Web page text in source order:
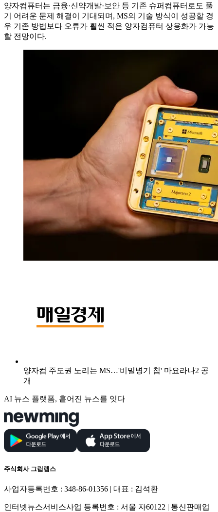
양자컴퓨터는 금융·신약개발·보안 등 기존 슈퍼컴퓨터로도 풀
기 어려운 문제 해결이 기대되며, MS의 기술 방식이 성공할 경
우 기존 방법보다 오류가 훨씬 적은 양자컴퓨터 상용화가 가능
할 전망이다.
양자컴 주도권 노리는 MS…'비밀병기 칩' 마요라나2 공
개
AI 뉴스 플랫폼, 흩어진 뉴스를 잇다
주식회사 그립랩스
사업자등록번호 : 348-86-01356 | 대표 : 김석환
인터넷뉴스서비스사업 등록번호 : 서울 자60122 | 통신판매업